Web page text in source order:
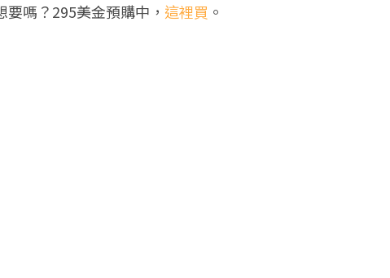
嗎？295美金預購中， 這裡買 。